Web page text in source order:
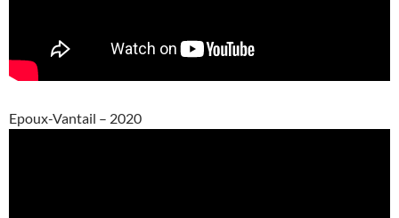
Epoux-Vantail – 2020